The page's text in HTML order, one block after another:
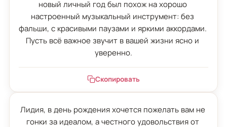
новый личный год был похож на хорошо
настроенный музыкальный инструмент: без
фальши, с красивыми паузами и яркими аккордами.
Пусть всё важное звучит в вашей жизни ясно и
уверенно.
Скопировать
Лидия, в день рождения хочется пожелать вам не
гонки за идеалом, а честного удовольствия от